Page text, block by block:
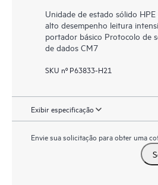
Unidade de estado sólido
alto desempenho leitura
portador básico Protocolo de
de dados CM7
SKU nº P63833-H21
Exibir especificação
Envie sua solicitação para obter uma